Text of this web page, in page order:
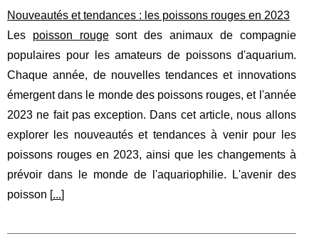
Nouveautés et tendances : les poissons rouges en 2023
Les poisson rougesont des animaux de compagnie
populaires pour les amateurs de poissons d'aquarium.
Chaque année, de nouvelles tendances et innovations
émergent dans le monde des poissons rouges, et l'année
2023 ne fait pas exception. Dans cet article, nous allons
explorer les nouveautés et tendances à venir pour les
poissons rouges en 2023, ainsi que les changements à
prévoir dans le monde de l'aquariophilie. L'avenir des
poisson [ ...